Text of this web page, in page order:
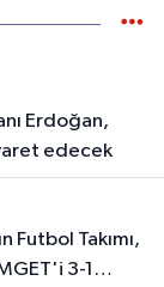
edecek
3-1